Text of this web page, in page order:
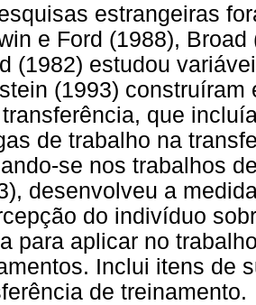
estrangeiras
e Ford (1988),
(1982) estudou
(1993)
que
de trabalho na
se nos trabalhos
desenvolveu a
do indivíduo
para aplicar no
Inclui itens de
de treinamento.